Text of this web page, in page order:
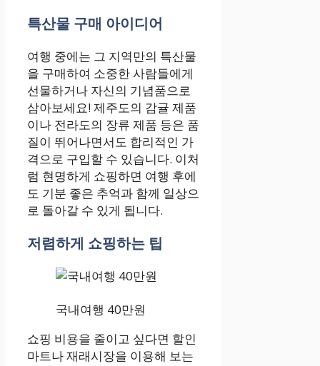
특산물 구매 아이디어
여행 중에는 그 지역만의 특산물
을 구매하여 소중한 사람들에게
선물하거나 자신의 기념품으로
삼아보세요! 제주도의 감귤 제품
이나 전라도의 장류 제품 등은 품
질이 뛰어나면서도 합리적인 가
격으로 구입할 수 있습니다. 이처
럼 현명하게 쇼핑하면 여행 후에
도 기분 좋은 추억과 함께 일상으
로 돌아갈 수 있게 됩니다.
저렴하게 쇼핑하는 팁
국내여행 40만원
쇼핑 비용을 줄이고 싶다면 할인
마트나 재래시장을 이용해 보는